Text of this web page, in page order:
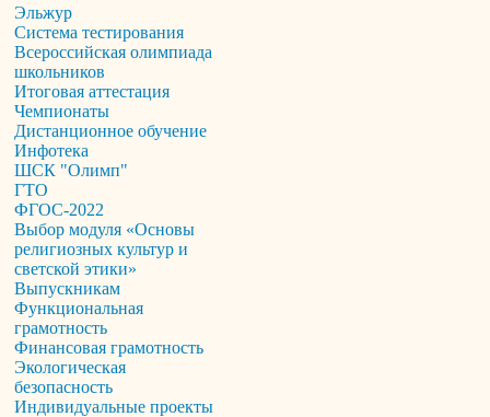
Эльжур
Система тестирования
Всероссийская олимпиада
школьников
Итоговая аттестация
Чемпионаты
Дистанционное обучение
Инфотека
ШСК "Олимп"
ГТО
ФГОС-2022
Выбор модуля «Основы
религиозных культур и
светской этики»
Выпускникам
Функциональная
грамотность
Финансовая грамотность
Экологическая
безопасность
Индивидуальные проекты